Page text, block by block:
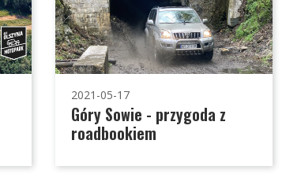
2021-05-17
Góry Sowie - przygoda z
roadbookiem